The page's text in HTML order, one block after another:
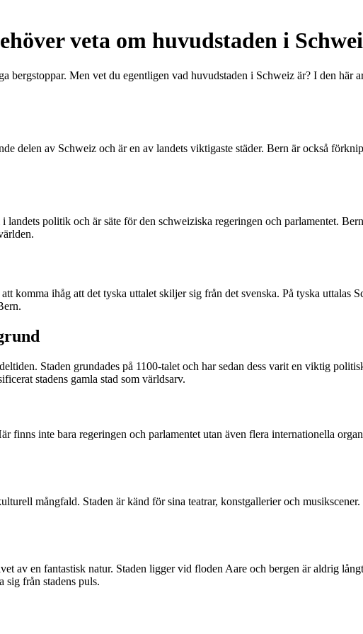
veta om huvudstaden i
bergstoppar. Men vet du egentligen vad huvudstaden i Schweiz är? I den
delen av Schweiz och är en av landets viktigaste städer. Bern är också
politik och är säte för den schweiziska regeringen och parlamentet.
komma ihåg att det tyska uttalet skiljer sig från det svenska. På tyska uttalas
Staden grundades på 1100-talet och har sedan dess varit en viktig
stadens gamla stad som världsarv.
finns inte bara regeringen och parlamentet utan även flera internationella
mångfald. Staden är känd för sina teatrar, konstgallerier och
av en fantastisk natur. Staden ligger vid floden Aare och bergen är aldrig
sig från stadens puls.